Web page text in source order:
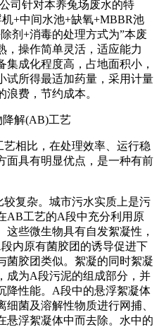
司针对本养兔场废水的特
+中间水池+缺氧+MBBR池
剂+消毒的处理方式为”本废
，操作简单灵活，适应能力
成化程度高，占地面积小，
试所得最适加药量，采用计量
费，节约成本。
解(AB)工艺
相比，在处理效率、运行稳
面具有明显优点，是一种有前
复杂。城市污水实质上是污
AB工艺的A段中充分利用原
些微生物具有自发絮凝性，
内原有菌胶团的诱导促进下
菌胶团类似。絮凝的同时絮凝
成为A段污泥的组成部分，并
降性能。A段中的悬浮絮凝体
菌及溶解性物质进行网捕、
悬浮絮凝体中而去除。水中的